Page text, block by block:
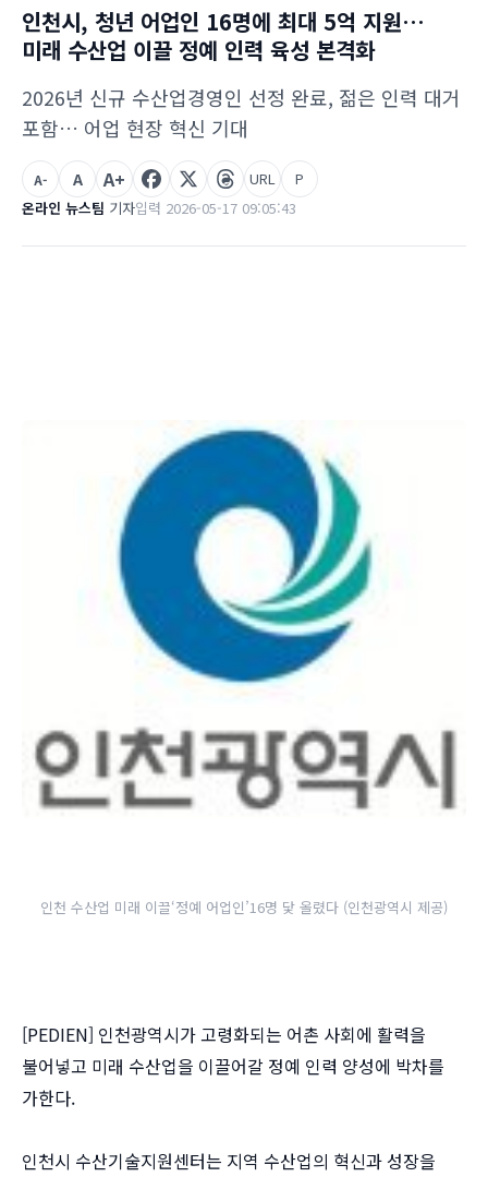
인천시, 청년 어업인 16명에 최대 5억 지원…
미래 수산업 이끌 정예 인력 육성 본격화
2026년 신규 수산업경영인 선정 완료, 젊은 인력 대거
포함… 어업 현장 혁신 기대
온라인 뉴스팀 기자입력 2026-05-17 09:05:43
A- A A+ URL P
인천 수산업 미래 이끌‘정예 어업인’16명 닻 올렸다 (인천광역시 제공)
[PEDIEN] 인천광역시가 고령화되는 어촌 사회에 활력을
불어넣고 미래 수산업을 이끌어갈 정예 인력 양성에 박차를
가한다.
인천시 수산기술지원센터는 지역 수산업의 혁신과 성장을